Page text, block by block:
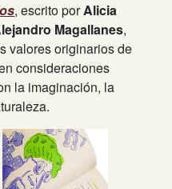
, escrito porAlicia
Magallanes,
valores originarios de
consideraciones
la imaginación, la